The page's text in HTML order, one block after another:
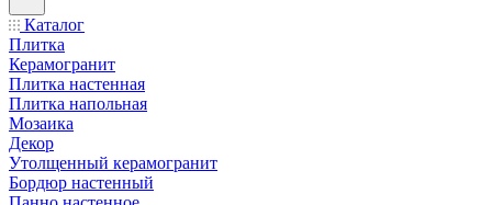
Каталог
Плитка
Керамогранит
Плитка настенная
Плитка напольная
Мозаика
Декор
Утолщенный керамогранит
Бордюр настенный